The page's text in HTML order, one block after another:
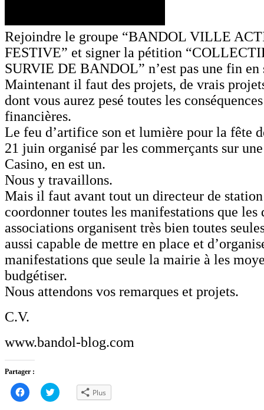
Rejoindre le groupe “BANDOL VILLE
FESTIVE” et signer la pétition
SURVIE DE BANDOL” n’est pas une fin en
Maintenant il faut des projets, de vrais
dont vous aurez pesé toutes les
financières.
Le feu d’artifice son et lumière pour la fête
21 juin organisé par les commerçants sur
Casino, en est un.
Nous y travaillons.
Mais il faut avant tout un directeur de
coordonner toutes les manifestations que les
associations organisent très bien toutes
aussi capable de mettre en place et
manifestations que seule la mairie à les
budgétiser.
Nous attendons vos remarques et projets.
C.V.
www.bandol-blog.com
Partager :
Cliquez
pour
partager
Cliquez
pour Plus